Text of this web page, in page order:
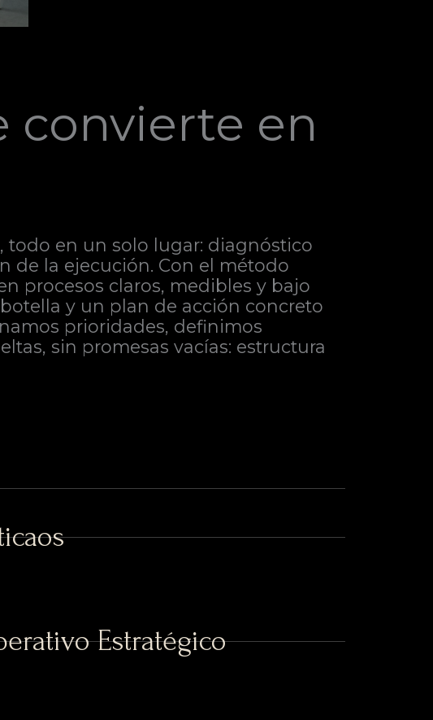
convierte en
todo en un solo lugar: diagnóstico
de la ejecución. Con el método
procesos claros, medibles y bajo
y un plan de acción concreto
prioridades, definimos
sin promesas vacías: estructura
Estratégico